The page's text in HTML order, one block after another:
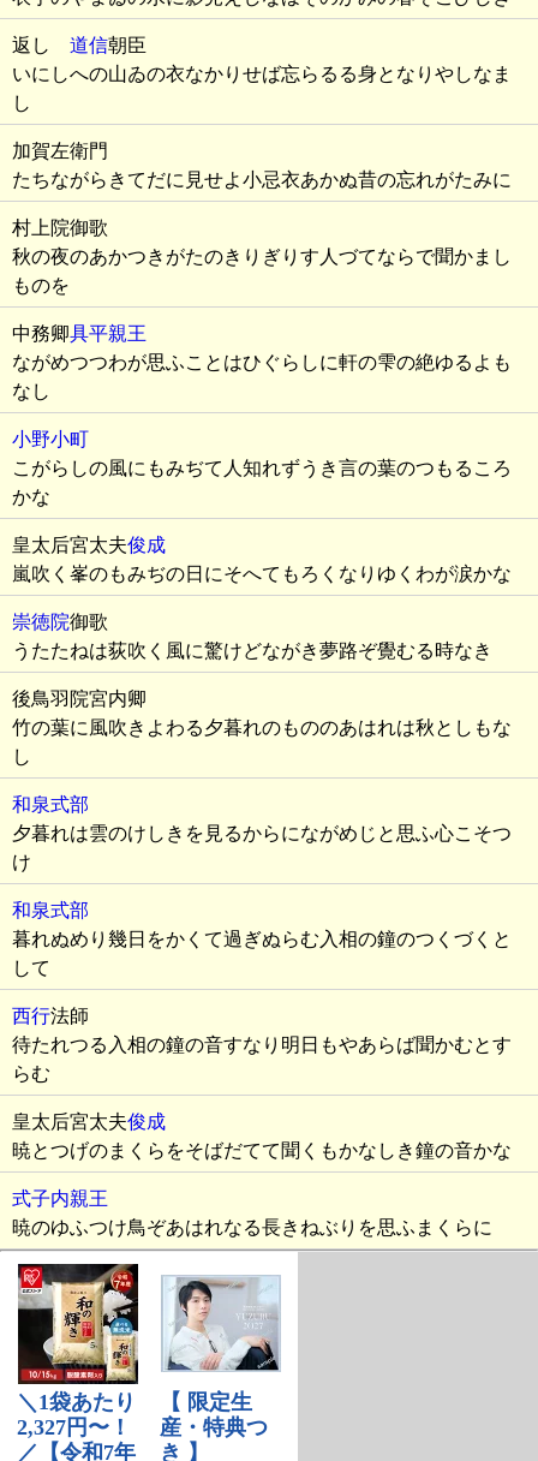
返し 道信朝臣
いにしへの山ゐの衣なかりせば忘らるる身となりやしなま
し
加賀左衛門
たちながらきてだに見せよ小忌衣あかぬ昔の忘れがたみに
村上院御歌
秋の夜のあかつきがたのきりぎりす人づてならで聞かまし
ものを
中務卿具平親王
ながめつつわが思ふことはひぐらしに軒の雫の絶ゆるよも
なし
小野小町
こがらしの風にもみぢて人知れずうき言の葉のつもるころ
かな
皇太后宮太夫俊成
嵐吹く峯のもみぢの日にそへてもろくなりゆくわが涙かな
崇徳院御歌
うたたねは荻吹く風に驚けどながき夢路ぞ覺むる時なき
後鳥羽院宮内卿
竹の葉に風吹きよわる夕暮れのもののあはれは秋としもな
し
和泉式部
夕暮れは雲のけしきを見るからにながめじと思ふ心こそつ
け
和泉式部
暮れぬめり幾日をかくて過ぎぬらむ入相の鐘のつくづくと
して
西行法師
待たれつる入相の鐘の音すなり明日もやあらば聞かむとす
らむ
皇太后宮太夫俊成
暁とつげのまくらをそばだてて聞くもかなしき鐘の音かな
式子内親王
暁のゆふつけ鳥ぞあはれなる長きねぶりを思ふまくらに